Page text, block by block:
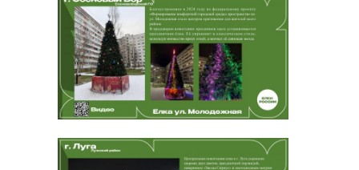
11:11 11:51 12:11 12:51 13:31 13:51
14:11 14:51 15:11 15:51 16:11 16:47
17:05 17:41 17:59 18:35 18:53 19:39
20:25 20:48 21:11 22:05 22:32
от СПб, ст.м. «Проспект
Просвещения»: 05:58 06:38 07:10
07:26 07:42 08:14 08:46 09:02 09:18
09:59 10:39 10:59 11:19 11:59 12:39
12:59 13:39 14:19 14:39 14:59 15:39
15:59 16:39 16:59 17:35 17:53 18:29
18:47 19:23 19:41 20:27 21:13 21:40
22:07 23:01 23:28